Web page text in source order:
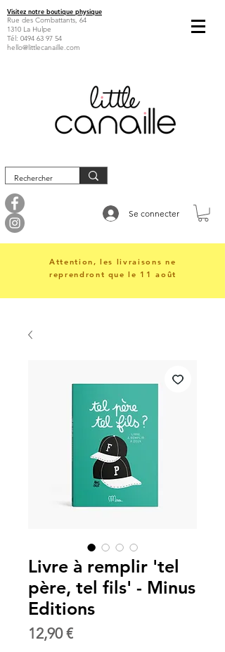
Visitez notre boutique physique
Rue des Combattants, 64
1310 La Hulpe
Tél: 0494 63 97 54
hello@littlecanaille.com
Se connecter
Attention, les livraisons ne
reprendront que le 11 août
Livre à remplir 'tel
père, tel fils' - Minus
Editions
12,90 €Prix